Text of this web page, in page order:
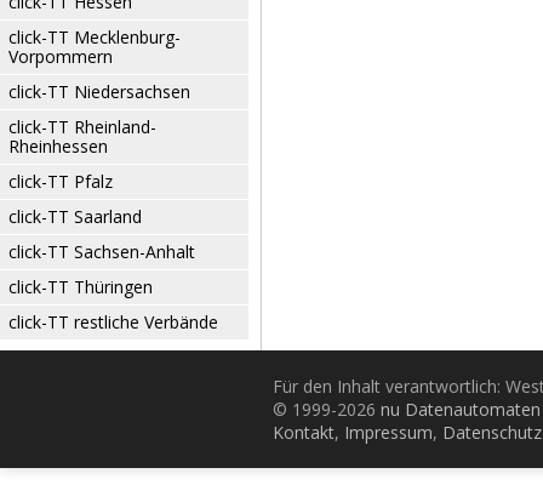
click-TT Mecklenburg-
Vorpommern
click-TT Niedersachsen
click-TT Rheinland-
Rheinhessen
click-TT Pfalz
click-TT Saarland
click-TT Sachsen-Anhalt
click-TT Thüringen
click-TT restliche Verbände
Für den Inhalt verantwortlich:
© 1999-2026 nu
Kontakt, Impressum, Datenschutz